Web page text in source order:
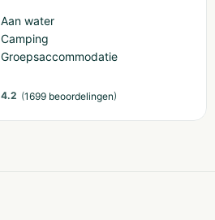
Aan water
Camping
Groepsaccommodatie
4.2 (1699 beoordelingen)